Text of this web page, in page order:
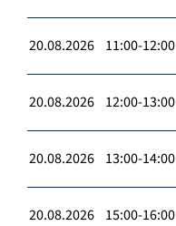
20.08.2026 11:00-12:00
20.08.2026 12:00-13:00
20.08.2026 13:00-14:00
20.08.2026 15:00-16:00